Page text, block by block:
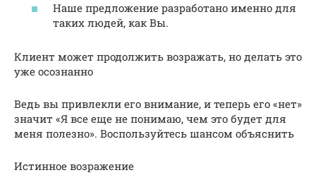
Наше предложение разработано именно для
таких людей, как Вы.
Клиент может продолжить возражать, но делать это
уже осознанно
Ведь вы привлекли его внимание, и теперь его «нет»
значит «Я все еще не понимаю, чем это будет для
меня полезно». Воспользуйтесь шансом объяснить
Истинное возражение